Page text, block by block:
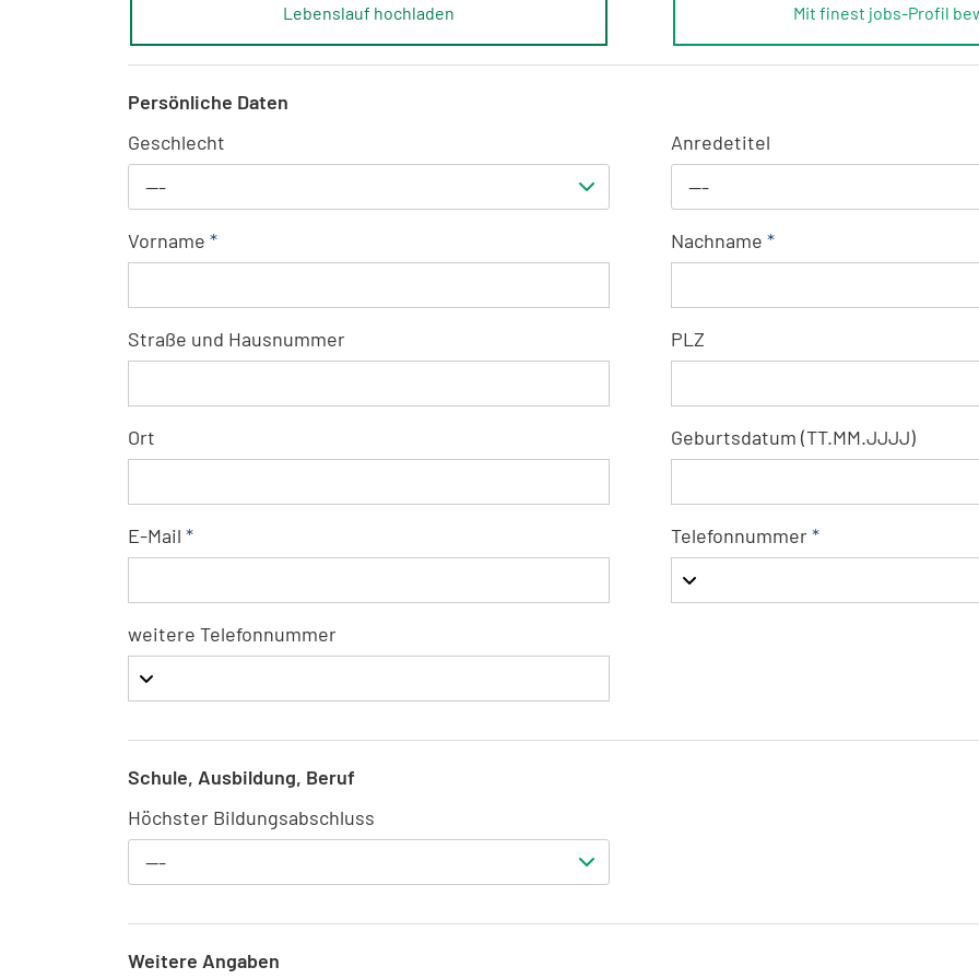
Lebenslauf hochladen Mit finest jobs-Profil
Persönliche Daten
Geschlecht
---
Anredetitel
---
Vorname * Nachname*
Straße und Hausnummer PLZ
Ort Geburtsdatum (TT.MM.JJJJ)
E-Mail * Telefonnummer*
weitere Telefonnummer
Schule, Ausbildung, Beruf
Höchster Bildungsabschluss
---
Weitere Angaben